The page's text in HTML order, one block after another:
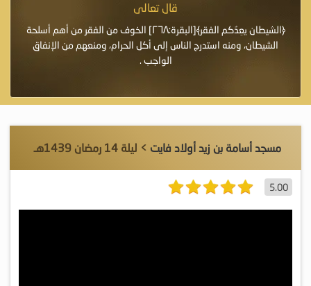
قال تعالى
﴿الشيطان يعِدُكم الفقر﴾[البقرة:٢٦٨] الخوف من الفقر من أهم أسلحة
الشيطان، ومنه استدرج الناس إلى أكل الحرام، ومنعهم من الإنفاق
الواجب .
مسجد أسامة بن زيد أولاد فايت > ليلة 14 رمضان 1439هـ
5.00